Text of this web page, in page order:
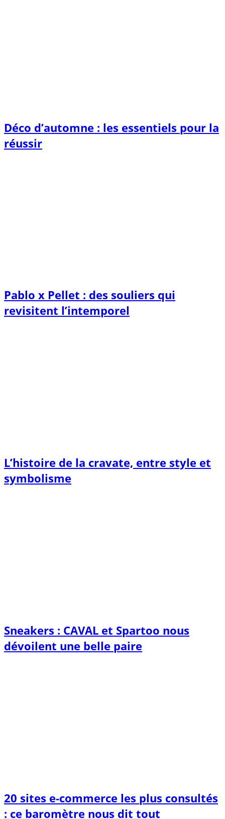
Déco d’automne : les essentiels pour la
réussir
Pablo x Pellet : des souliers qui
revisitent l’intemporel
L’histoire de la cravate, entre style et
symbolisme
Sneakers : CAVAL et Spartoo nous
dévoilent une belle paire
20 sites e-commerce les plus consultés
: ce baromètre nous dit tout